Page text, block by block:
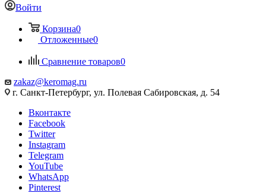
Войти
Корзина0
Отложенные0
Сравнение товаров0
zakaz@keromag.ru
г. Санкт-Петербург, ул. Полевая Сабировская, д. 54
Вконтакте
Facebook
Twitter
Instagram
Telegram
YouTube
WhatsApp
Pinterest